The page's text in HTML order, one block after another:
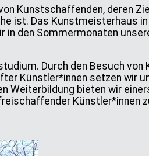
Kunstschaffenden, deren
ist. Das Kunstmeisterhaus
den Sommermonaten
Durch den Besuch von
Künstler*innen setzen wir
Weiterbildung bieten wir
Künstler*innen